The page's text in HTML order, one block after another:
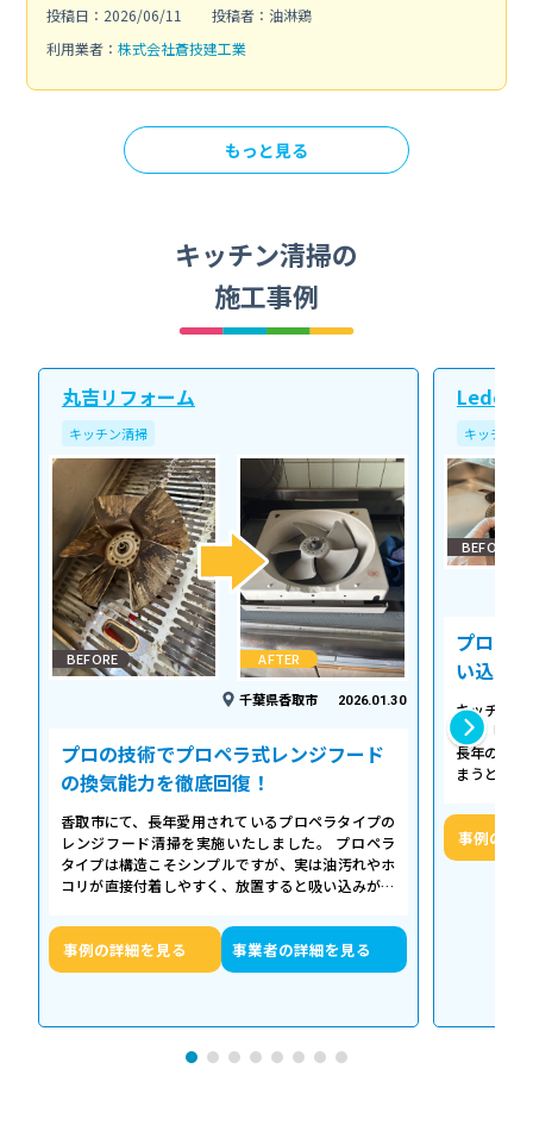
投稿日：2026/06/11
投稿者：油淋鶏
利用業者： 株式会社蒼技建工業
もっと見る
キッチン清掃の
施工事例
丸吉リフォーム
キッチン清掃
BEFORE AFTER
千葉県香取市 2026.01.30
プロの技術でプロペラ式レンジフード
の換気能力を徹底回復！
香取市にて、長年愛用されているプロペラタイプの
レンジフード清掃を実施いたしました。 プロペラ
タイプは構造こそシンプルですが、実は油汚れやホ
コリが直接付着しやすく、放置すると吸い込みが悪
事例の詳細を見る 事業者の詳細を見る
Ledope
キッチン清
BEFORE
プロの
い込み
キッチン
える「シ
長年の調
まうとご
事例の詳